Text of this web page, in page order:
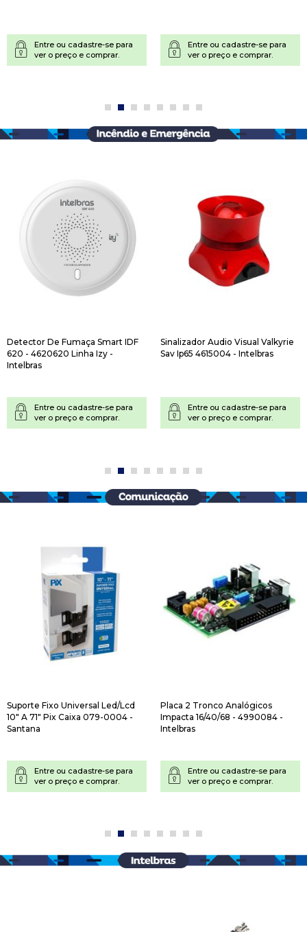
Entre ou cadastre-se para
ver o preço e comprar.
Entre ou cadastre-se para
ver o preço e comprar.
Detector De Fumaça Smart IDF
620 - 4620620 Linha Izy -
Intelbras
Entre ou cadastre-se para
ver o preço e comprar.
Sinalizador Audio Visual Valkyrie
Sav Ip65 4615004 - Intelbras
Entre ou cadastre-se para
ver o preço e comprar.
Suporte Fixo Universal Led/Lcd
10" A 71" Pix Caixa 079-0004 -
Santana
Entre ou cadastre-se para
ver o preço e comprar.
Placa 2 Tronco Analógicos
Impacta 16/40/68 - 4990084 -
Intelbras
Entre ou cadastre-se para
ver o preço e comprar.